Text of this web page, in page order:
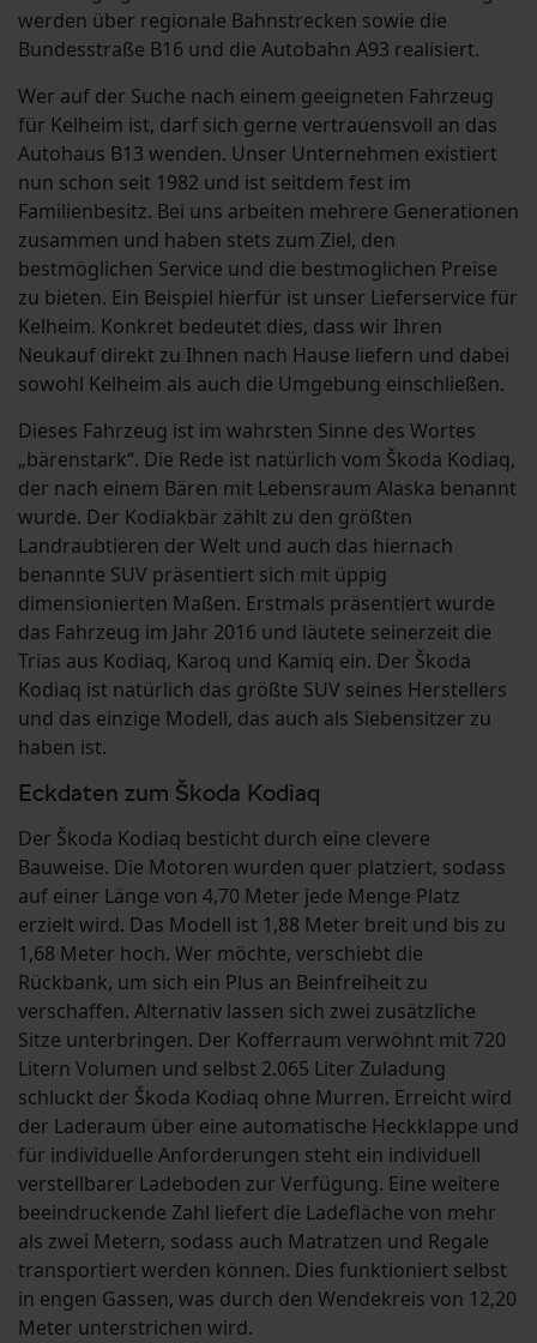
werden über regionale Bahnstrecken sowie die
Bundesstraße B16 und die Autobahn A93 realisiert.
Wer auf der Suche nach einem geeigneten Fahrzeug
für Kelheim ist, darf sich gerne vertrauensvoll an das
Autohaus B13 wenden. Unser Unternehmen existiert
nun schon seit 1982 und ist seitdem fest im
Familienbesitz. Bei uns arbeiten mehrere Generationen
zusammen und haben stets zum Ziel, den
bestmöglichen Service und die bestmöglichen Preise
zu bieten. Ein Beispiel hierfür ist unser Lieferservice für
Kelheim. Konkret bedeutet dies, dass wir Ihren
Neukauf direkt zu Ihnen nach Hause liefern und dabei
sowohl Kelheim als auch die Umgebung einschließen.
Dieses Fahrzeug ist im wahrsten Sinne des Wortes
„bärenstark“. Die Rede ist natürlich vom Škoda Kodiaq,
der nach einem Bären mit Lebensraum Alaska benannt
wurde. Der Kodiakbär zählt zu den größten
Landraubtieren der Welt und auch das hiernach
benannte SUV präsentiert sich mit üppig
dimensionierten Maßen. Erstmals präsentiert wurde
das Fahrzeug im Jahr 2016 und läutete seinerzeit die
Trias aus Kodiaq, Karoq und Kamiq ein. Der Škoda
Kodiaq ist natürlich das größte SUV seines Herstellers
und das einzige Modell, das auch als Siebensitzer zu
haben ist.
Eckdaten zum Škoda Kodiaq
Der Škoda Kodiaq besticht durch eine clevere
Bauweise. Die Motoren wurden quer platziert, sodass
auf einer Länge von 4,70 Meter jede Menge Platz
erzielt wird. Das Modell ist 1,88 Meter breit und bis zu
1,68 Meter hoch. Wer möchte, verschiebt die
Rückbank, um sich ein Plus an Beinfreiheit zu
verschaffen. Alternativ lassen sich zwei zusätzliche
Sitze unterbringen. Der Kofferraum verwöhnt mit 720
Litern Volumen und selbst 2.065 Liter Zuladung
schluckt der Škoda Kodiaq ohne Murren. Erreicht wird
der Laderaum über eine automatische Heckklappe und
für individuelle Anforderungen steht ein individuell
verstellbarer Ladeboden zur Verfügung. Eine weitere
beeindruckende Zahl liefert die Ladefläche von mehr
als zwei Metern, sodass auch Matratzen und Regale
transportiert werden können. Dies funktioniert selbst
in engen Gassen, was durch den Wendekreis von 12,20
Meter unterstrichen wird.